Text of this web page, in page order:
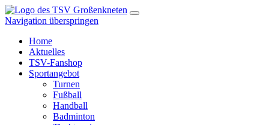
Navigation überspringen
Home
Aktuelles
TSV-Fanshop
Sportangebot
Turnen
Fußball
Handball
Badminton